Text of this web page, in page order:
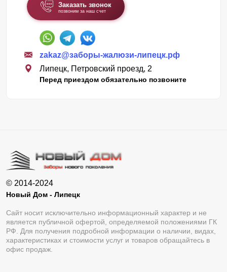
Заказать звонок
позвоним за наш счет
zakaz@заборы-жалюзи-липецк.рф
Липецк, Петровский проезд, 2
Перед приездом обязательно позвоните
© 2014-2024
Новый Дом - Липецк
Сайт носит исключительно информационный характер и не
является публичной офертой, определяемой положениями ГК
РФ. Для получения подробной информации о наличии, видах,
характеристиках и стоимости услуг и товаров обращайтесь в
офис продаж.